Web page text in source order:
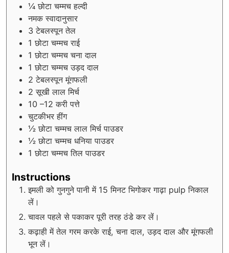
¼ छोटा चम्मच हल्दी
नमक स्वादानुसार
3 टेबलस्पून तेल
1 छोटा चम्मच राई
1 छोटा चम्मच चना दाल
1 छोटा चम्मच उड़द दाल
2 टेबलस्पून मूंगफली
2 सूखी लाल मिर्च
10 –12 करी पत्ते
चुटकीभर हींग
½ छोटा चम्मच लाल मिर्च पाउडर
½ छोटा चम्मच धनिया पाउडर
1 छोटा चम्मच तिल पाउडर
Instructions
इमली को गुनगुने पानी में 15 मिनट भिगोकर गाढ़ा pulp निकाल
लें।
चावल पहले से पकाकर पूरी तरह ठंडे कर लें।
कढ़ाही में तेल गरम करके राई, चना दाल, उड़द दाल और मूंगफली
भून लें।